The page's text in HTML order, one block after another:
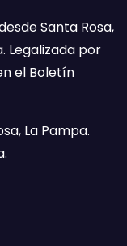
Santa Rosa,
Legalizada por
el Boletín
La Pampa.